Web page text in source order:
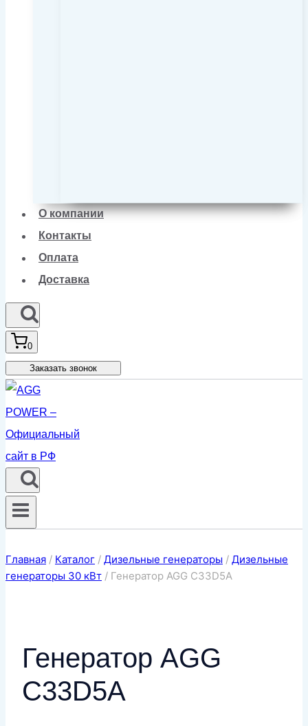
О компании
Контакты
Оплата
Доставка
0
Заказать звонок
Главная / Каталог / Дизельные генераторы / Дизельные
генераторы 30 кВт / Генератор AGG C33D5A
Генератор AGG
C33D5A